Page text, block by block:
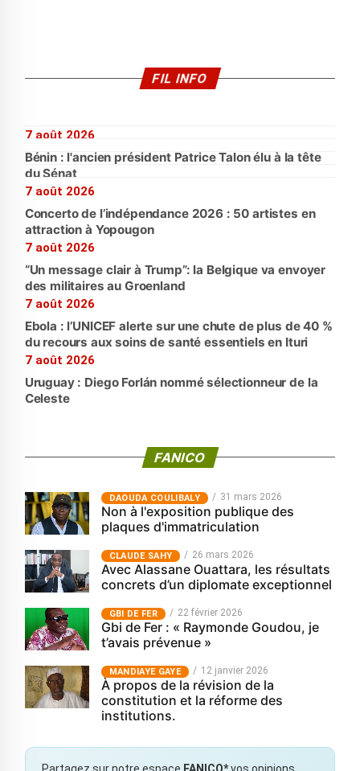
FIL INFO
7 août 2026
Bénin : l'ancien président Patrice Talon élu à la tête
du Sénat
7 août 2026
Concerto de l’indépendance 2026 : 50 artistes en
attraction à Yopougon
7 août 2026
“Un message clair à Trump”: la Belgique va envoyer
des militaires au Groenland
7 août 2026
Ebola : l’UNICEF alerte sur une chute de plus de 40 %
du recours aux soins de santé essentiels en Ituri
7 août 2026
Uruguay : Diego Forlán nommé sélectionneur de la
Celeste
FANICO
‎DAOUDA COULIBALY 31 mars 2026
Non à l'exposition publique des
plaques d'immatriculation
CLAUDE SAHY 26 mars 2026
Avec Alassane Ouattara, les résultats
concrets d’un diplomate exceptionnel
GBI DE FER 22 février 2026
Gbi de Fer : « Raymonde Goudou, je
t’avais prévenue »
MANDIAYE GAYE 12 janvier 2026
À propos de la révision de la
constitution et la réforme des
institutions.